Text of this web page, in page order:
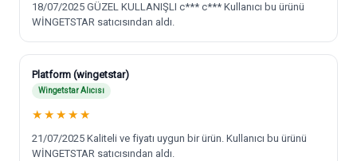
18/07/2025 GÜZEL KULLANIŞLI c*** c*** Kullanıcı bu ürünü
WİNGETSTAR satıcısından aldı.
Platform (wingetstar)
Wingetstar Alıcısı
★ ★ ★ ★ ★
21/07/2025 Kaliteli ve fiyatı uygun bir ürün. Kullanıcı bu ürünü
WİNGETSTAR satıcısından aldı.